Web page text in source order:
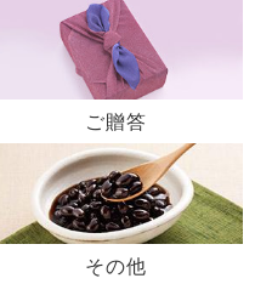
ご贈答
その他